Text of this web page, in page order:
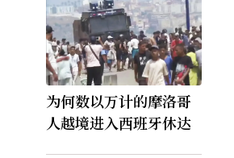
为何数以万计的摩洛哥
人越境进入西班牙休达